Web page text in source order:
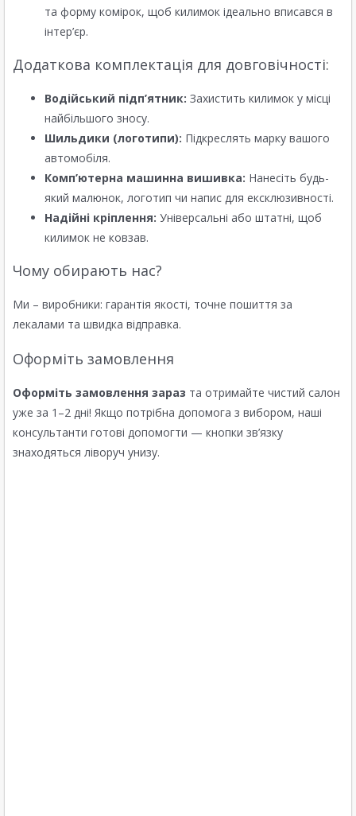
та форму комірок, щоб килимок ідеально вписався в
інтер’єр.
Додаткова комплектація для довговічності:
Водійський підп’ятник: Захистить килимок у місці
найбільшого зносу.
Шильдики (логотипи): Підкреслять марку вашого
автомобіля.
Комп’ютерна машинна вишивка: Нанесіть будь-
який малюнок, логотип чи напис для ексклюзивності.
Надійні кріплення: Універсальні або штатні, щоб
килимок не ковзав.
Чому обирають нас?
Ми – виробники: гарантія якості, точне пошиття за
лекалами та швидка відправка.
Оформіть замовлення
Оформіть замовлення зараз та отримайте чистий салон
уже за 1–2 дні! Якщо потрібна допомога з вибором, наші
консультанти готові допомогти — кнопки зв’язку
знаходяться ліворуч унизу.